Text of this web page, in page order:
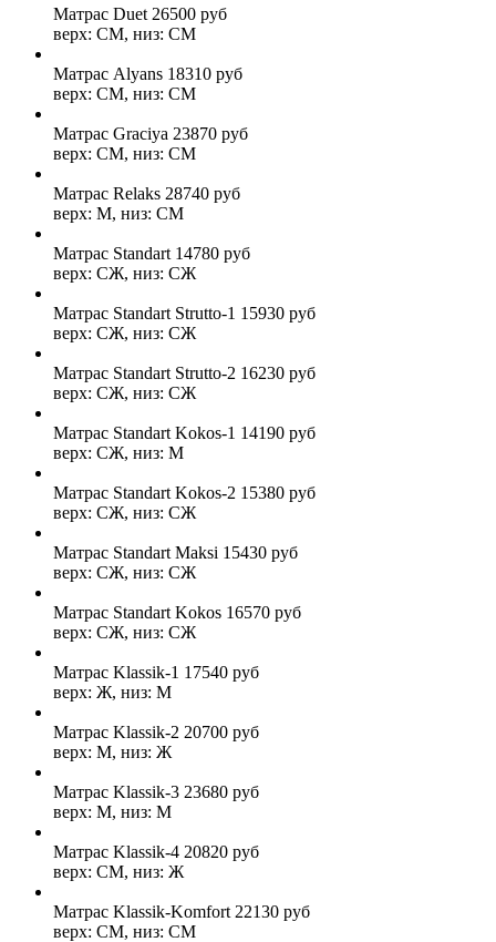
Матрас Duet 26500 руб
верх: СМ, низ: СМ
Матрас Alyans 18310 руб
верх: СМ, низ: СМ
Матрас Graciya 23870 руб
верх: СМ, низ: СМ
Матрас Relaks 28740 руб
верх: М, низ: СМ
Матрас Standart 14780 руб
верх: СЖ, низ: СЖ
Матрас Standart Strutto-1 15930 руб
верх: СЖ, низ: СЖ
Матрас Standart Strutto-2 16230 руб
верх: СЖ, низ: СЖ
Матрас Standart Kokos-1 14190 руб
верх: СЖ, низ: М
Матрас Standart Kokos-2 15380 руб
верх: СЖ, низ: СЖ
Матрас Standart Maksi 15430 руб
верх: СЖ, низ: СЖ
Матрас Standart Kokos 16570 руб
верх: СЖ, низ: СЖ
Матрас Klassik-1 17540 руб
верх: Ж, низ: М
Матрас Klassik-2 20700 руб
верх: М, низ: Ж
Матрас Klassik-3 23680 руб
верх: М, низ: М
Матрас Klassik-4 20820 руб
верх: СМ, низ: Ж
Матрас Klassik-Komfort 22130 руб
верх: СМ, низ: СМ